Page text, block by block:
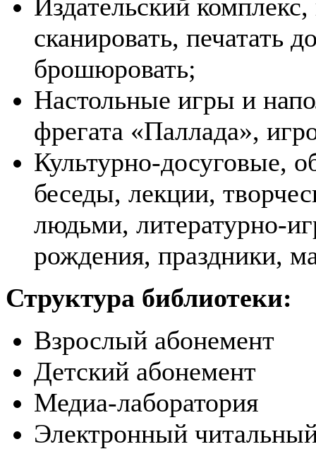
Издательский
сканировать, печатать
брошюровать;
Настольные игры и
фрегата «Паллада»,
Культурно-досуговые,
беседы, лекции,
людьми, литературно-
рождения, праздники,
Структура библиотеки:
Взрослый абонемент
Детский абонемент
Медиа-лаборатория
Электронный